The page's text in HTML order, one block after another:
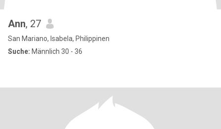
Ann, 27
San Mariano, Isabela, Philippinen
Suche: Männlich 30 - 36